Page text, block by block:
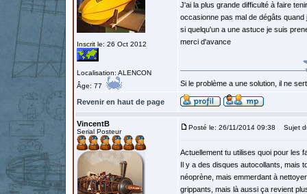
Inscrit le: 26 Oct 2012
Localisation: ALENCON
Âge: 77
J'ai la plus grande difficulté à faire
occasionne pas mal de dégâts
si quelqu'un a une astuce je suis
merci d'avance
Si le problème a une solution, il ne
Revenir en haut de page
VincentB
Serial Posteur
Posté le: 26/11/2014 09:38 Sujet
Actuellement tu utilises quoi pour les
Il y a des disques autocollants, mais
néoprène, mais emmerdant à
grippants, mais là aussi ça revient